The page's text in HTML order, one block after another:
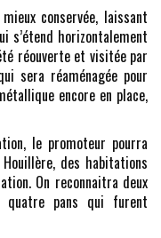
conservée, laissant
s’étend horizontalement
réouverte et visitée par
sera réaménagée pour
encore en place,
le promoteur pourra
des habitations
On reconnaitra deux
quatre pans qui furent